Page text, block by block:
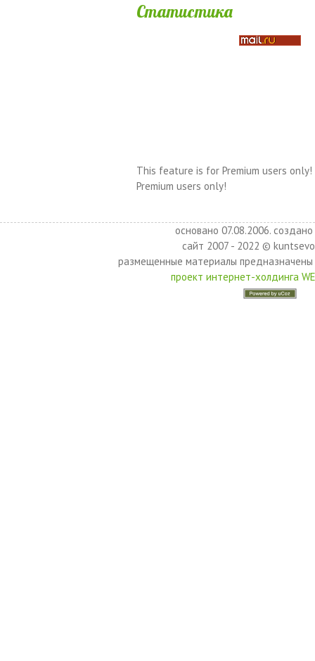
Статистика
This feature is for Premium users only!
Premium users only!
основано 07.08.2006.
сайт 2007 - 2022 ©
размещенные материалы
проект интернет-холдинга